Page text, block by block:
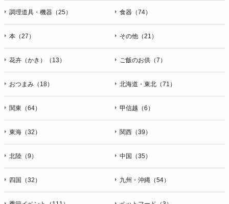
調理道具・機器（25） 食器（74）
本（27） その他（21）
花卉（かき）（13） ご飯のお供（7）
おつまみ（18） 北海道・東北（71）
関東（64） 甲信越（6）
東海（32） 関西（39）
北陸（9） 中国（35）
四国（32） 九州・沖縄（54）